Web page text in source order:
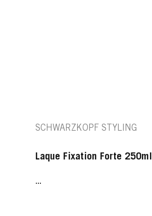
SCHWARZKOPF STYLING
Laque Fixation Forte 250ml
...